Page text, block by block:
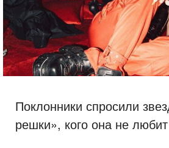
Поклонники спросили
решки», кого она не